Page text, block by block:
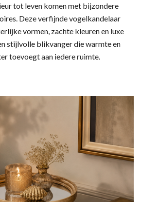
tot leven komen met bijzondere
Deze verfijnde vogelkandelaar
vormen, zachte kleuren en luxe
stijlvolle blikvanger die warmte en
toevoegt aan iedere ruimte.